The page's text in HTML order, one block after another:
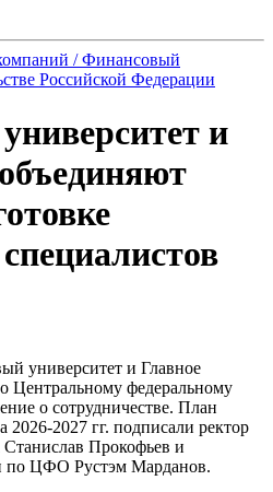
/ Финансовый
Российской Федерации
и
университет и Главное
Центральному федеральному
о сотрудничестве. План
2027 гг. подписали ректор
Станислав Прокофьев и
по ЦФО Рустэм Марданов.